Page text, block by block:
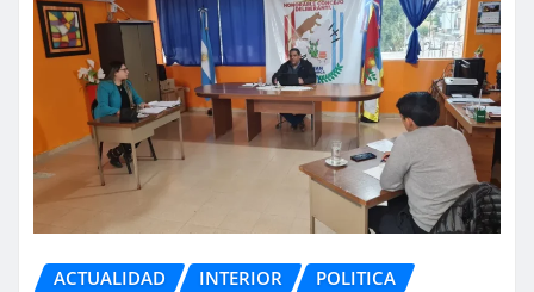
ACTUALIDAD INTERIOR
POLITICA